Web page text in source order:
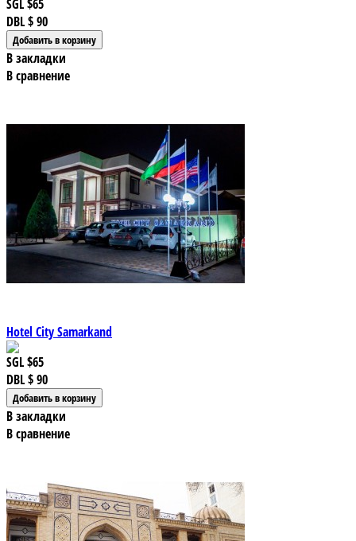
SGL$65
DBL$ 90
В закладки
В сравнение
Hotel City Samarkand
SGL$65
DBL$ 90
В закладки
В сравнение